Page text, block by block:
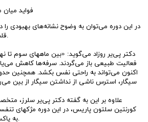
فواید
در این دوره می‌توان به وضوح نشانه‌های بهبودی را
قلب و ریه‌ها مشاهده کرد.
دکتر پی‌یر روزاد می‌گوید: «بین ماههای سوم تا
فعالیت طبیعی باز می‌گردند. سرفه‌ها کاهش
اکنون می‌تواند به راحتی نفس بکشد. همچنین
سیگار، استرس ناشی از نداشتن سیگار از بین
علاوه بر این به گفته دکتر پی‌یر سلرز،
کورنتین سلتون پاریس، در این دوره مژكهای
به پاکسازی ریه کمک می‌کنند.